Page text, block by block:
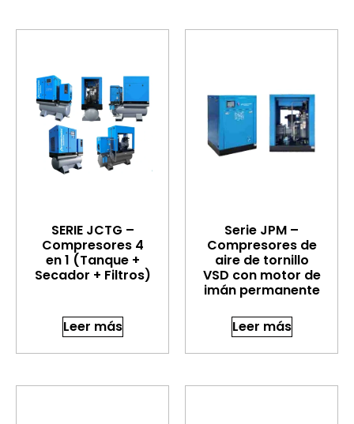
SERIE JCTG –
Compresores 4
en 1 (Tanque +
Secador + Filtros)
Leer más
Serie JPM –
Compresores de
aire de tornillo
VSD con motor de
imán permanente
Leer más